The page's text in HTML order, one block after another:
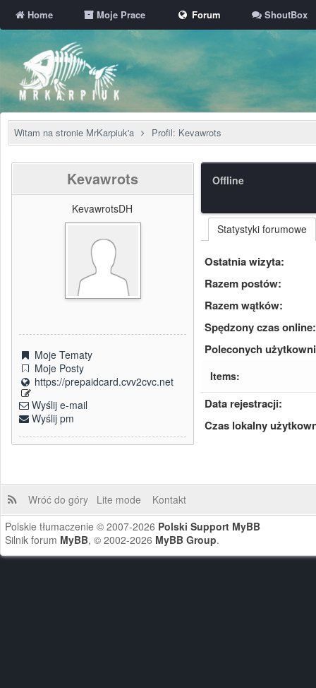
Home Moje Prace Forum ShoutBox
Witam na stronie MrKarpiuk'a Profil: Kevawrots
Kevawrots
KevawrotsDH
Moje Tematy
Moje Posty
https://prepaidcard.cvv2cvc.net
Wyślij e-mail
Wyślij pm
Offline
Statystyki forumowe
Ostatnia wizyta:
Razem postów:
Razem wątków:
Spędzony czas online:
Poleconych
Items:
Data rejestracji:
Czas lokalny
Wróć do góry Lite mode
Kontakt
Polskie tłumaczenie © 2007-2026 Polski Support MyBB
Silnik forum MyBB, © 2002-2026 MyBB Group.